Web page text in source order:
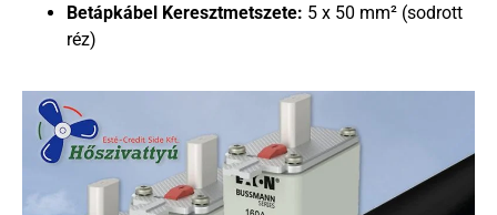
Betápkábel Keresztmetszete: 5 x 50 mm² (sodrott
réz)